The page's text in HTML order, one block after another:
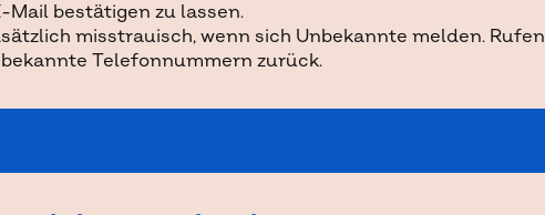
Mail bestätigen zu lassen.
misstrauisch, wenn sich Unbekannte melden. Rufen
Telefonnummern zurück.